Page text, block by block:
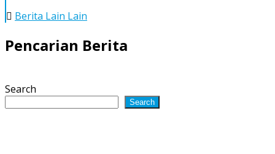
Berita Lain Lain
Pencarian Berita
Search
Search